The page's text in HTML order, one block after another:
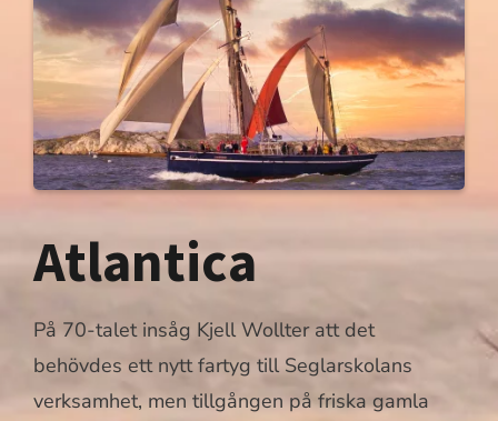
Atlantica
På 70-talet insåg Kjell Wollter att det
behövdes ett nytt fartyg till Seglarskolans
verksamhet, men tillgången på friska gamla